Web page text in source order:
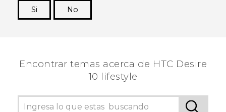
Si
No
Encontrar temas acerca de HTC Desire
10 lifestyle